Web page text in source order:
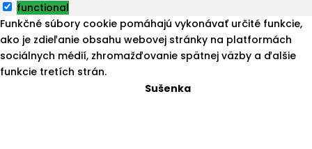
functional
Funkčné súbory cookie pomáhajú vykonávať určité funkcie,
ako je zdieľanie obsahu webovej stránky na platformách
sociálnych médií, zhromažďovanie spätnej väzby a ďalšie
funkcie tretích strán.
Sušenka